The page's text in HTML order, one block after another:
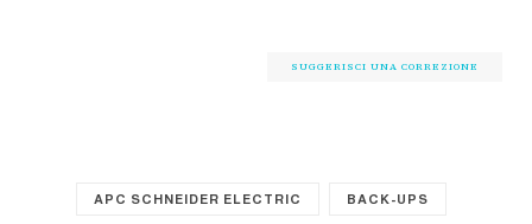
SUGGERISCI UNA CORREZIONE
APC SCHNEIDER ELECTRIC BACK-UPS